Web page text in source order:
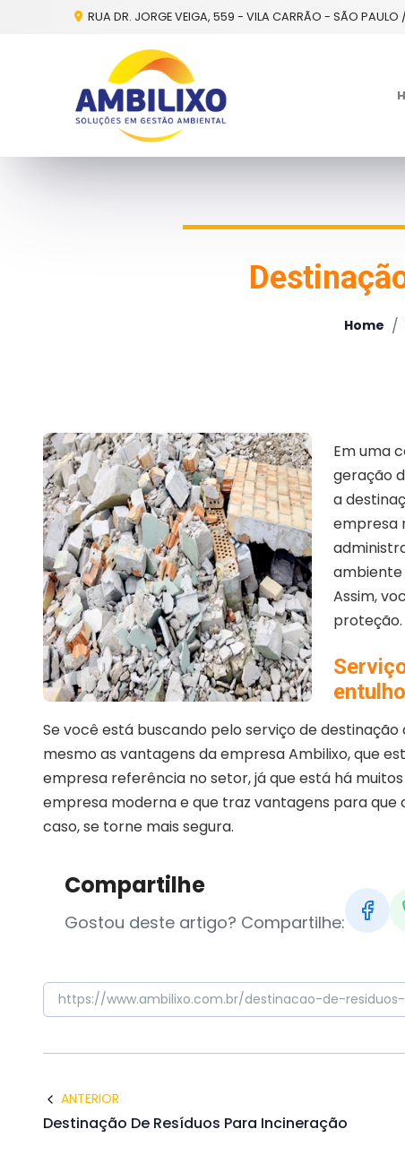
RUA DR. JORGE VEIGA, 559 - VILA CARRÃO - SÃO PAULO
Home /
Em uma
geração
a
empresa
ambiente
Assim,
proteção.
entulho
Se você está buscando pelo serviço de
mesmo as vantagens da empresa Ambilixo, que
empresa referência no setor, já que está há
empresa moderna e que traz vantagens para que
caso, se torne mais segura.
Compartilhe
Gostou deste artigo? Compartilhe:
ANTERIOR
Destinação De Resíduos Para Incineração